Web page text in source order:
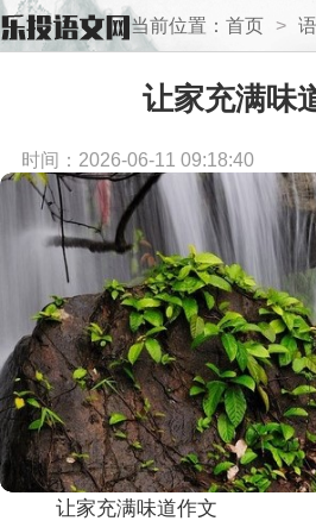
当前位置： 首页 >
让家充满味
时间：2026-06-11 09:18:40
让家充满味道作文